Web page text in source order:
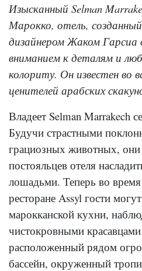
Изысканный Selman
Марокко, отель,
дизайнером Жаком Гарсиа
вниманием к деталям и
колориту. Он известен во
ценителей арабских
Владеет Selman Marrakech
Будучи страстными
грациозных животных,
постояльцев отеля
лошадьми. Теперь во
ресторане Assyl гости
марокканской кухни,
чистокровными
расположенный рядом
бассейн, окруженный